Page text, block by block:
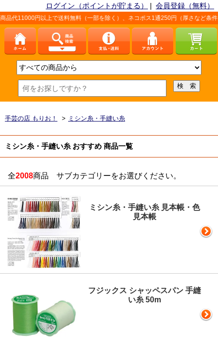
ログイン（ポイントが貯まる） | 会員登録（無料）
で送料無料（一部を除く）、ネコポス1通250円（厚さなど条件あり）。詳しく
手芸の店 もりお！ > ミシン糸・手縫い糸
ミシン糸・手縫い糸 おすすめ 商品一覧
全2008商品 サブカテゴリーをお選びください。
ミシン糸・手縫い糸 見本帳・色
見本帳
フジックス シャッペスパン 手縫
い糸 50m